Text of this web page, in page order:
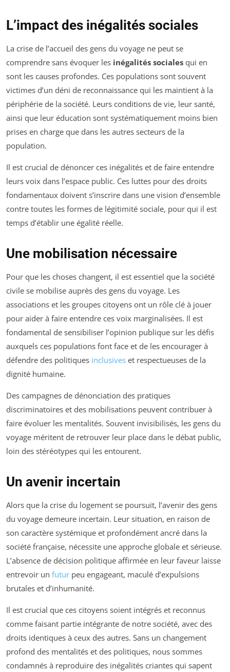
L’impact des inégalités sociales
La crise de l’accueil des gens du voyage ne peut se
comprendre sans évoquer les inégalités sociales qui en
sont les causes profondes. Ces populations sont souvent
victimes d’un déni de reconnaissance qui les maintient à la
périphérie de la société. Leurs conditions de vie, leur santé,
ainsi que leur éducation sont systématiquement moins bien
prises en charge que dans les autres secteurs de la
population.
Il est crucial de dénoncer ces inégalités et de faire entendre
leurs voix dans l’espace public. Ces luttes pour des droits
fondamentaux doivent s’inscrire dans une vision d’ensemble
contre toutes les formes de légitimité sociale, pour qui il est
temps d’établir une égalité réelle.
Une mobilisation nécessaire
Pour que les choses changent, il est essentiel que la société
civile se mobilise auprès des gens du voyage. Les
associations et les groupes citoyens ont un rôle clé à jouer
pour aider à faire entendre ces voix marginalisées. Il est
fondamental de sensibiliser l’opinion publique sur les défis
auxquels ces populations font face et de les encourager à
défendre des politiques inclusives et respectueuses de la
dignité humaine.
Des campagnes de dénonciation des pratiques
discriminatoires et des mobilisations peuvent contribuer à
faire évoluer les mentalités. Souvent invisibilisés, les gens du
voyage méritent de retrouver leur place dans le débat public,
loin des stéréotypes qui les entourent.
Un avenir incertain
Alors que la crise du logement se poursuit, l’avenir des gens
du voyage demeure incertain. Leur situation, en raison de
son caractère systémique et profondément ancré dans la
société française, nécessite une approche globale et sérieuse.
L’absence de décision politique affirmée en leur faveur laisse
entrevoir un futur peu engageant, maculé d’expulsions
brutales et d’inhumanité.
Il est crucial que ces citoyens soient intégrés et reconnus
comme faisant partie intégrante de notre société, avec des
droits identiques à ceux des autres. Sans un changement
profond des mentalités et des politiques, nous sommes
condamnés à reproduire des inégalités criantes qui sapent